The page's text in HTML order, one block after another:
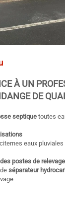
À UN
DE
septique toutes
eaux pluviales
postes de relevage
séparateur